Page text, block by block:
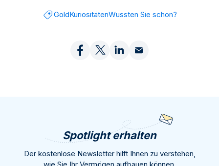
GoldKuriositätenWussten Sie schon?
Spotlight erhalten
Der kostenlose Newsletter hilft Ihnen zu verstehen,